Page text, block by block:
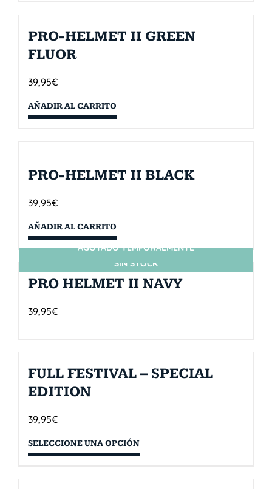
PRO-HELMET II GREEN
FLUOR
39,95€
AÑADIR AL CARRITO
PRO-HELMET II BLACK
39,95€
AÑADIR AL CARRITO
SIN STOCK
AGOTADO TEMPORALMENTE
PRO HELMET II NAVY
39,95€
FULL FESTIVAL – SPECIAL
EDITION
39,95€
SELECCIONE UNA OPCIÓN